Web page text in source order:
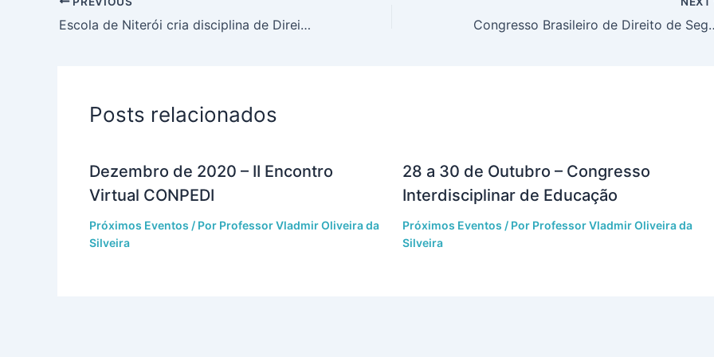
Escola de Niterói cria disciplina de Direitos Humanos para alunos do Ensino Fundamental Congresso
Posts relacionados
Dezembro de 2020 – II Encontro
Virtual CONPEDI
Próximos Eventos / Por Professor Vladmir Oliveira da
Silveira
28 a 30 de Outubro – Congresso
Interdisciplinar de Educação
Próximos Eventos / Por Professor Vladmir Oliveira da
Silveira